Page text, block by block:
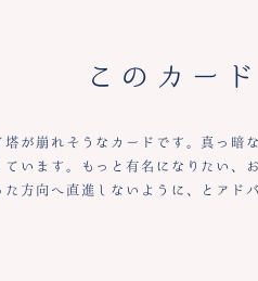
このカー
塔が崩れそうなカードです。真っ
ています。もっと有名になりたい
方向へ直進しないように、とアド